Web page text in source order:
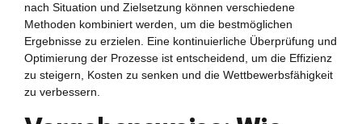
nach Situation und Zielsetzung können verschiedene
Methoden kombiniert werden, um die bestmöglichen
Ergebnisse zu erzielen. Eine kontinuierliche Überprüfung und
Optimierung der Prozesse ist entscheidend, um die Effizienz
zu steigern, Kosten zu senken und die Wettbewerbsfähigkeit
zu verbessern.